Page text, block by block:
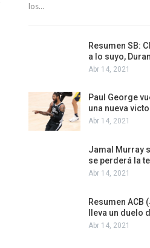
los…
Resumen SB:
a lo suyo,
Abr 14, 2021
Paul George
una nueva
Abr 14, 2021
Jamal Murray
se perderá la
Abr 14, 2021
Resumen ACB
lleva un duelo
Abr 14, 2021